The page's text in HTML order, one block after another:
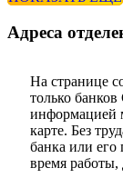
Адреса
На странице
только
информацией
карте. Без
банка или его
время работы,